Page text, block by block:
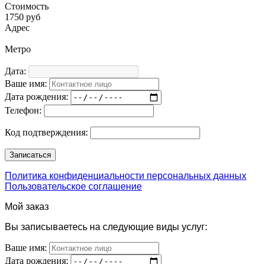
Стоимость
1750 руб
Адрес
Метро
Дата:
Ваше имя:
Дата рождения:
Телефон:
Код подтверждения:
Политика конфиденциальности персональных данных
Пользовательское соглашение
Мой заказ
Вы записываетесь на следующие виды услуг:
Ваше имя:
Дата рождения: